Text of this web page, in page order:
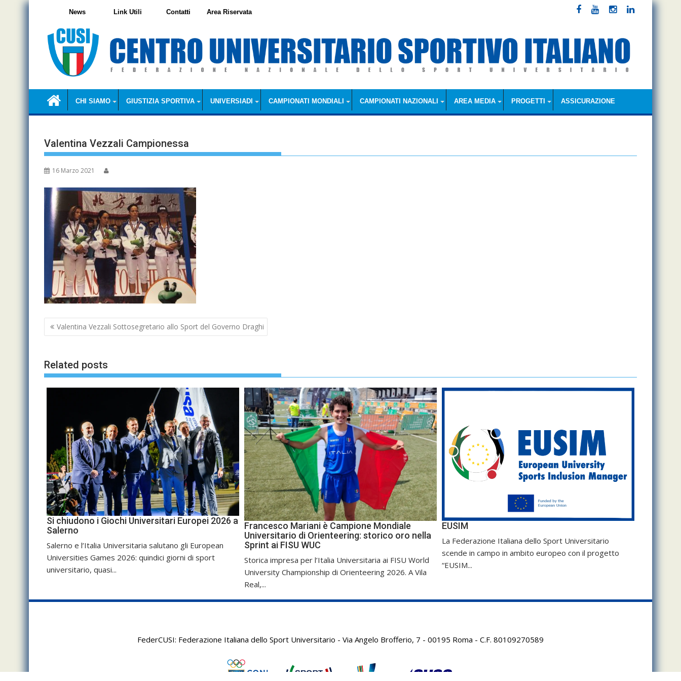
Skip
CHI SIAMO GIUSTIZIA SPORTIVA UNIVERSIADI CAMPIONATI MONDIALI CAMPIONATI NAZIONALI AREA MEDIA PROGETTI ASSICURAZIONE
News Link Utili Contatti Area Riservata
Valentina Vezzali Campionessa
16 Marzo 2021
Navigazione
articoli
Valentina Vezzali Sottosegretario allo Sport del Governo Draghi
Related posts
Si chiudono i Giochi Universitari Europei 2026 a
Salerno
Salerno e l’Italia Universitaria salutano gli European
Universities Games 2026: quindici giorni di sport
universitario, quasi...
Francesco Mariani è Campione Mondiale
Universitario di Orienteering: storico oro nella
Sprint ai FISU WUC
Storica impresa per l’Italia Universitaria ai FISU World
University Championship di Orienteering 2026. A Vila
Real,...
EUSIM
La Federazione Italiana dello Sport Universitario
scende in campo in ambito europeo con il progetto
“EUSIM...
FederCUSI: Federazione Italiana dello Sport Universitario - Via Angelo Brofferio, 7 - 00195 Roma - C.F. 80109270589